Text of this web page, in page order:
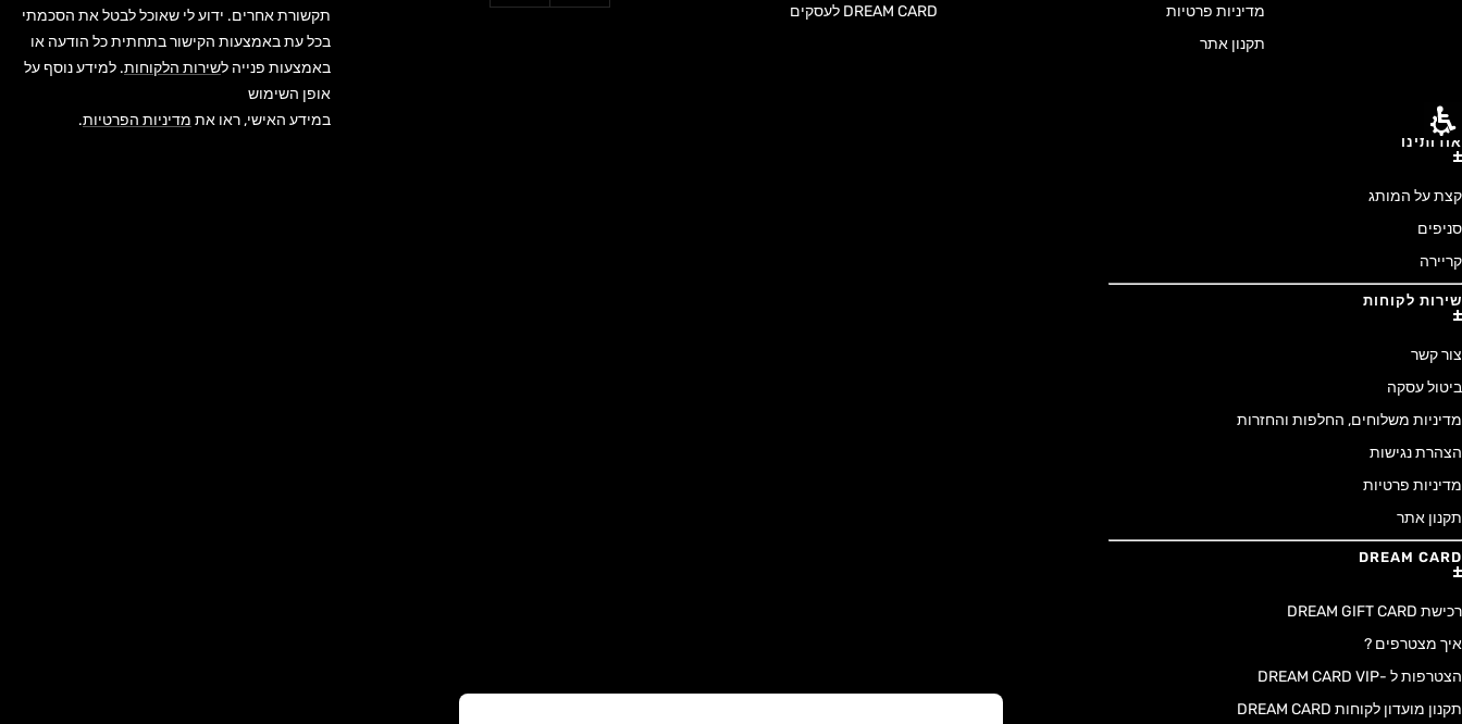
מדיניות פרטיות
תקנון אתר
DREAM CARD לעסקים
תקשורת אחרים. ידוע לי שאוכל לבטל את הסכמתי
בכל עת באמצעות הקישור בתחתית כל הודעה או
באמצעות פנייה לשירות הלקוחות. למידע נוסף על
אופן השימוש
במידע האישי, ראו את מדיניות הפרטיות.
אודותינו
קצת על המותג
סניפים
קריירה
שירות לקוחות
צור קשר
ביטול עסקה
מדיניות משלוחים, החלפות והחזרות
הצהרת נגישות
מדיניות פרטיות
תקנון אתר
DREAM CARD
רכישת DREAM GIFT CARD
איך מצטרפים ?
הצטרפות ל -DREAM CARD VIP
תקנון מועדון לקוחות DREAM CARD